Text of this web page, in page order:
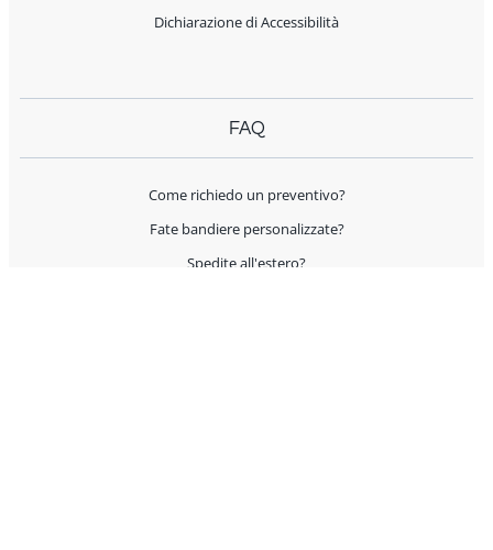
Dichiarazione di Accessibilità
FAQ
Come richiedo un preventivo?
Fate bandiere personalizzate?
Spedite all'estero?